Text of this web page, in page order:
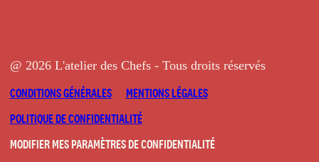
@ 2026 L'atelier des Chefs - Tous droits réservés
CONDITIONS GÉNÉRALES
MENTIONS LÉGALES
POLITIQUE DE CONFIDENTIALITÉ
MODIFIER MES PARAMÈTRES DE CONFIDENTIALITÉ